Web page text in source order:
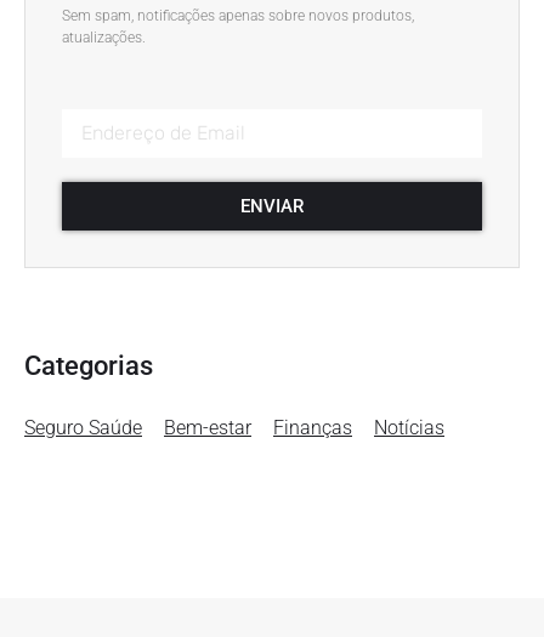
Sem spam, notificações apenas sobre novos produtos,
atualizações.
ENVIAR
Categorias
Seguro Saúde Bem-estar Finanças Notícias